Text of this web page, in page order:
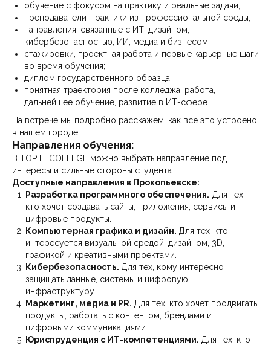
обучение с фокусом на практику и реальные задачи;
преподаватели-практики из профессиональной среды;
направления, связанные с ИТ, дизайном,
кибербезопасностью, ИИ, медиа и бизнесом;
стажировки, проектная работа и первые карьерные шаги
во время обучения;
диплом государственного образца;
понятная траектория после колледжа: работа,
дальнейшее обучение, развитие в ИТ-сфере.
На встрече мы подробно расскажем, как всё это устроено
в нашем городе.
Направления обучения:
В TOP IT COLLEGE можно выбрать направление под
интересы и сильные стороны студента.
Доступные направления в Прокопьевске:
Разработка программного обеспечения. Для тех,
кто хочет создавать сайты, приложения, сервисы и
цифровые продукты.
Компьютерная графика и дизайн. Для тех, кто
интересуется визуальной средой, дизайном, 3D,
графикой и креативными проектами.
Кибербезопасность. Для тех, кому интересно
защищать данные, системы и цифровую
инфраструктуру.
Маркетинг, медиа и PR. Для тех, кто хочет продвигать
продукты, работать с контентом, брендами и
цифровыми коммуникациями.
Юриспруденция с ИТ-компетенциями. Для тех, кто